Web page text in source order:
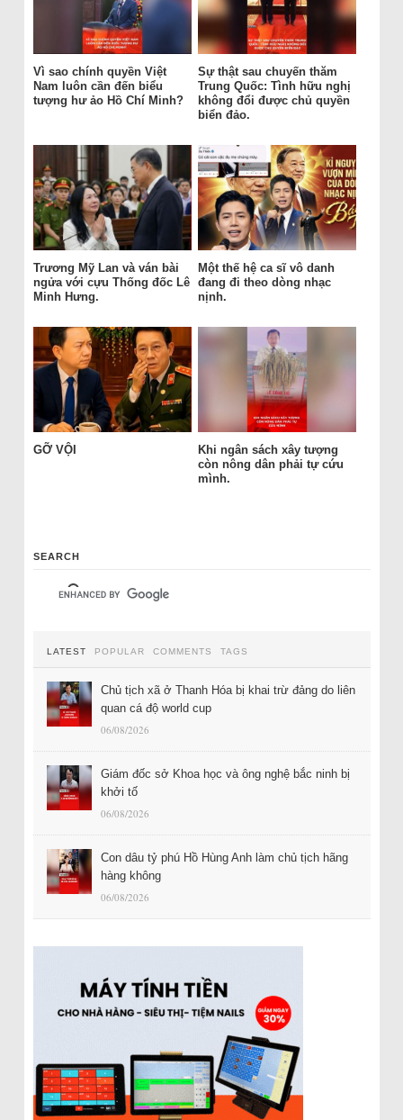
Vì sao chính quyền Việt
Nam luôn cần đến biểu
tượng hư ảo Hồ Chí Minh?
Sự thật sau chuyến thăm
Trung Quốc: Tình hữu nghị
không đổi được chủ quyền
biển đảo.
Trương Mỹ Lan và ván bài
ngửa với cựu Thống đốc Lê
Minh Hưng.
Một thế hệ ca sĩ vô danh
đang đi theo dòng nhạc
nịnh.
GỠ VỘI
Khi ngân sách xây tượng
còn nông dân phải tự cứu
mình.
SEARCH
LATEST POPULAR COMMENTS TAGS
Chủ tịch xã ở Thanh Hóa bị khai trừ đảng do liên
quan cá độ world cup
06/08/2026
Giám đốc sở Khoa học và ông nghệ bắc ninh bị
khởi tố
06/08/2026
Con dâu tỷ phú Hồ Hùng Anh làm chủ tịch hãng
hàng không
06/08/2026